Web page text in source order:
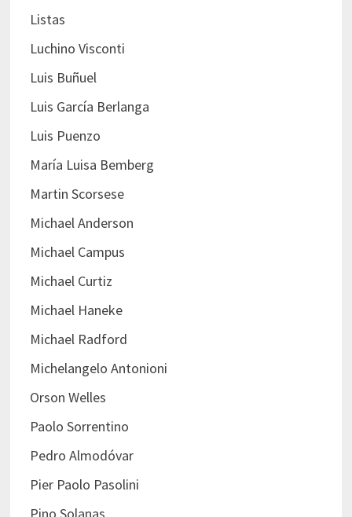
Listas
Luchino Visconti
Luis Buñuel
Luis García Berlanga
Luis Puenzo
María Luisa Bemberg
Martin Scorsese
Michael Anderson
Michael Campus
Michael Curtiz
Michael Haneke
Michael Radford
Michelangelo Antonioni
Orson Welles
Paolo Sorrentino
Pedro Almodóvar
Pier Paolo Pasolini